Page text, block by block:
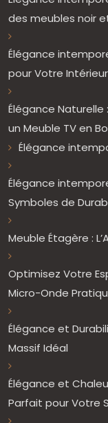
des meubles noir
Élégance
pour Votre Intérieur
Élégance
un Meuble TV en
Élégance
Élégance
Symboles de
Meuble Étagère :
Optimisez Votre
Micro-Onde
Élégance et
Massif Idéal
Élégance et
Parfait pour Votre